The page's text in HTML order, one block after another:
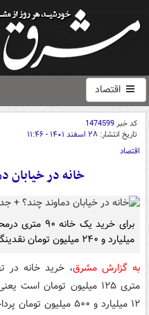
اقتصاد
کد خبر1474599
تاریخ انتشار: ۲۸ اسفند ۱۴۰۱ - ۱۱:۴۶
اقتصاد
خانه در خیابان
میلیارد و ۲۴۰ میلیون تومان نقدینگی نیاز است.
به گزارش مشرق، خرید خانه در
۱۲ میلیارد و ۵۰۰ میلیون تومان پرداخت کرد.